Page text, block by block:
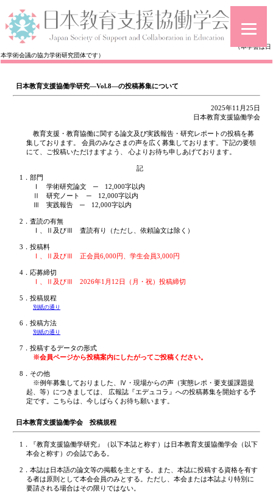
（本学会は日
本学術会議の協力学術研究団体です）
日本教育支援協働学研究―Vol.8―の投稿募集について
2025年11月25日
日本教育支援協働学会
教育支援・教育協働に関する論文及び実践報告・研究レポートの投稿を募
集しております。 会員のみなさまの声を広く募集しております。下記の要領
にて、ご投稿いただけますよう、 心よりお待ち申しあげております。
記
1．部門
Ⅰ 学術研究論文 ─ 12,000字以内
Ⅱ 研究ノート ─ 12,000字以内
Ⅲ 実践報告 ─ 12,000字以内
2．査読の有無
Ⅰ、Ⅱ及びⅢ 査読有り（ただし、依頼論文は除く）
3．投稿料
Ⅰ、Ⅱ及びⅢ 正会員6,000円、学生会員3,000円
4．応募締切
Ⅰ、Ⅱ及びⅢ 2026年1月12日（月・祝）投稿締切
5．投稿規程
別紙の通り
6．投稿方法
別紙の通り
7．投稿するデータの形式
※会員ページから投稿案内にしたがってご投稿ください。
8．その他
※例年募集しておりました、Ⅳ・現場からの声（実態レポ・要支援課題提
起、等）につきましては、 広報誌『エデュコラ』への投稿募集を開始する予
定です。こちらは、今しばらくお待ち願います。
日本教育支援協働学会 投稿規程
1．『教育支援協働学研究』（以下本誌と称す）は日本教育支援協働学会（以下
本会と称す）の会誌である。
2．本誌は日本語の論文等の掲載を主とする。また、本誌に投稿する資格を有す
る者は原則として本会会員のみとする。ただし、本会または本誌より特別に
要請される場合はその限りではない。